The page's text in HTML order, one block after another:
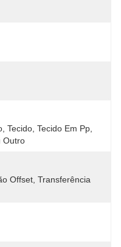
Tecido, Tecido Em Pp,
Outro
Offset, Transferência